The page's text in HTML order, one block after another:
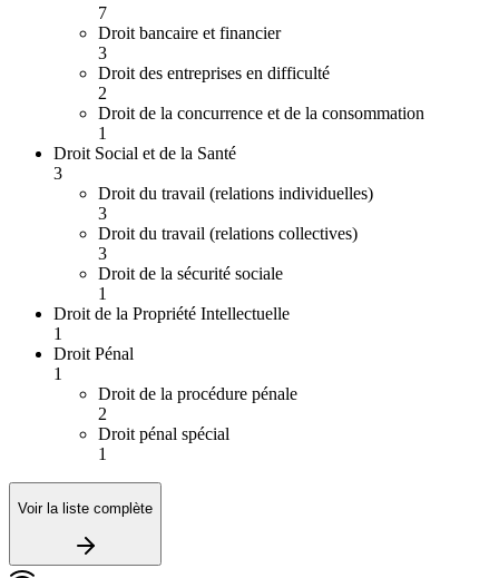
7
Droit bancaire et financier
3
Droit des entreprises en difficulté
2
Droit de la concurrence et de la consommation
1
Droit Social et de la Santé
3
Droit du travail (relations individuelles)
3
Droit du travail (relations collectives)
3
Droit de la sécurité sociale
1
Droit de la Propriété Intellectuelle
1
Droit Pénal
1
Droit de la procédure pénale
2
Droit pénal spécial
1
Voir la liste complète